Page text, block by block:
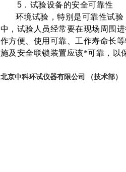
5 ．试验设备的安全可靠性
环境试验，特别是可靠性试
中，试验人员经常要在现场周围
作方便、使用可靠、工作寿命长
施及安全联锁装置应该*可靠，以
北京中科环试仪器有限公司 （技术部）